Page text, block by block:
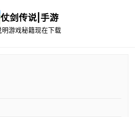
仗剑传说|手游
明游戏秘籍现在下载